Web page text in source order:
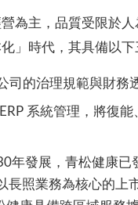
為主，品質受限於
」時代，其具備以下
司的治理規範與財務
系統管理，將復
年發展， 青松健康已
長照業務為核心的